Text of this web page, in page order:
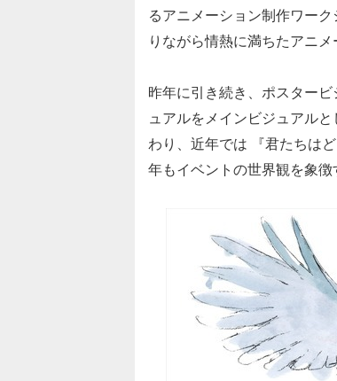
るアニメーション制作ワー
りながら情熱に満ちたアニメ
昨年に引き続き、ポスター
ュアルをメインビジュアル
わり、近年では 『君たちは
年もイベントの世界観を象徴